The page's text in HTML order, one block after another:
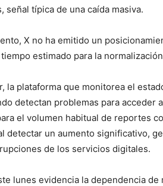
señal típica de una caída masiva.
X no ha emitido un
estimado para la
la plataforma que monitorea el
detectan problemas para acceder
el volumen habitual de reportes
detectar un aumento significativo,
de los servicios digitales.
lunes evidencia la dependencia